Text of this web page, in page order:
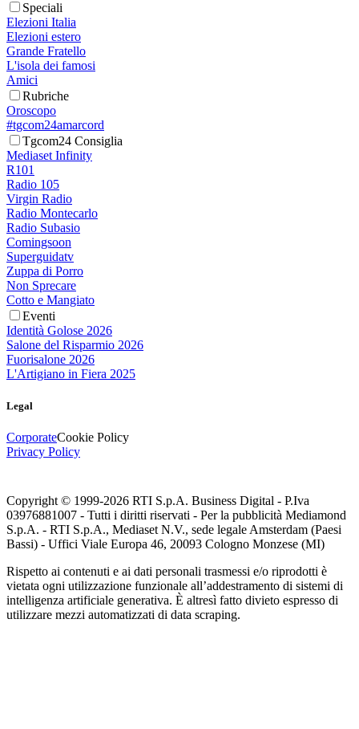
Speciali
Elezioni Italia
Elezioni estero
Grande Fratello
L'isola dei famosi
Amici
Rubriche
Oroscopo
#tgcom24amarcord
Tgcom24 Consiglia
Mediaset Infinity
R101
Radio 105
Virgin Radio
Radio Montecarlo
Radio Subasio
Comingsoon
Superguidatv
Zuppa di Porro
Non Sprecare
Cotto e Mangiato
Eventi
Identità Golose 2026
Salone del Risparmio 2026
Fuorisalone 2026
L'Artigiano in Fiera 2025
Legal
CorporateCookie Policy
Privacy Policy
Copyright © 1999-2026 RTI S.p.A. Business Digital - P.Iva
03976881007 - Tutti i diritti riservati - Per la pubblicità Mediamond
S.p.A. - RTI S.p.A., Mediaset N.V., sede legale Amsterdam (Paesi
Bassi) - Uffici Viale Europa 46, 20093 Cologno Monzese (MI)
Rispetto ai contenuti e ai dati personali trasmessi e/o riprodotti è
vietata ogni utilizzazione funzionale all’addestramento di sistemi di
intelligenza artificiale generativa. È altresì fatto divieto espresso di
utilizzare mezzi automatizzati di data scraping.